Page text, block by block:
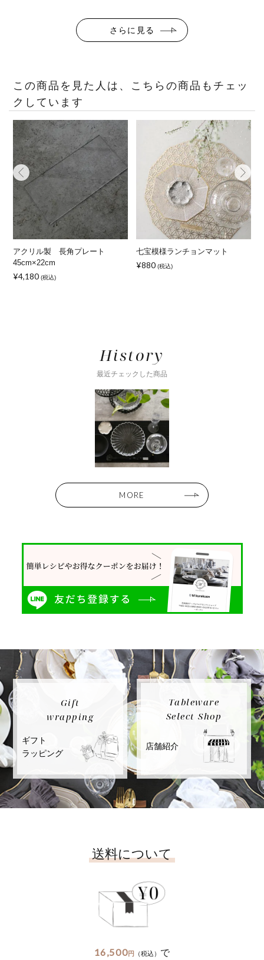
さらに見る
この商品を見た人は、こちらの商品もチェッ
クしています
アクリル製 長角プレート
45cm×22cm
¥4,180 (税込)
七宝模様ランチョンマット
¥880 (税込)
History
最近チェックした商品
MORE
Gift
wrapping
ギフト
ラッピング
Tableware
Select Shop
店舗紹介
送料について
16,500円 （税込） で